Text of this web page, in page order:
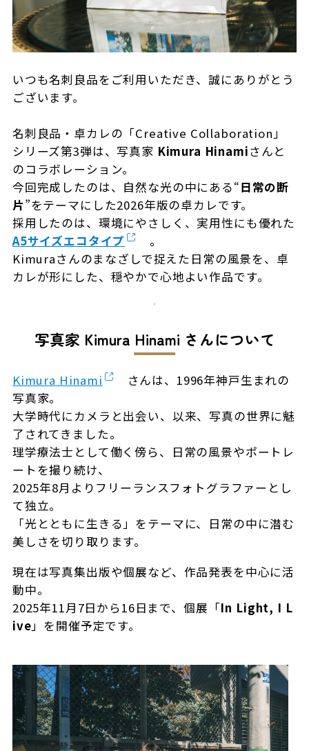
いつも名刺良品をご利用いただき、誠にありがとう
ございます。
名刺良品・卓カレの「Creative Collaboration」
シリーズ第3弾は、写真家 Kimura Hinamiさんと
のコラボレーション。
今回完成したのは、自然な光の中にある“日常の断
片”をテーマにした2026年版の卓カレです。
採用したのは、環境にやさしく、実用性にも優れた
A5サイズエコタイプ
。
Kimuraさんのまなざしで捉えた日常の風景を、卓
カレが形にした、穏やかで心地よい作品です。
写真家 Kimura Hinami さんについて
Kimura Hinami
さんは、1996年神戸生まれの
写真家。
大学時代にカメラと出会い、以来、写真の世界に魅
了されてきました。
理学療法士として働く傍ら、日常の風景やポートレ
ートを撮り続け、
2025年8月よりフリーランスフォトグラファーとし
て独立。
「光とともに生きる」をテーマに、日常の中に潜む
美しさを切り取ります。
現在は写真集出版や個展など、作品発表を中心に活
動中。
2025年11月7日から16日まで、個展「In Light, I L
ive」を開催予定です。